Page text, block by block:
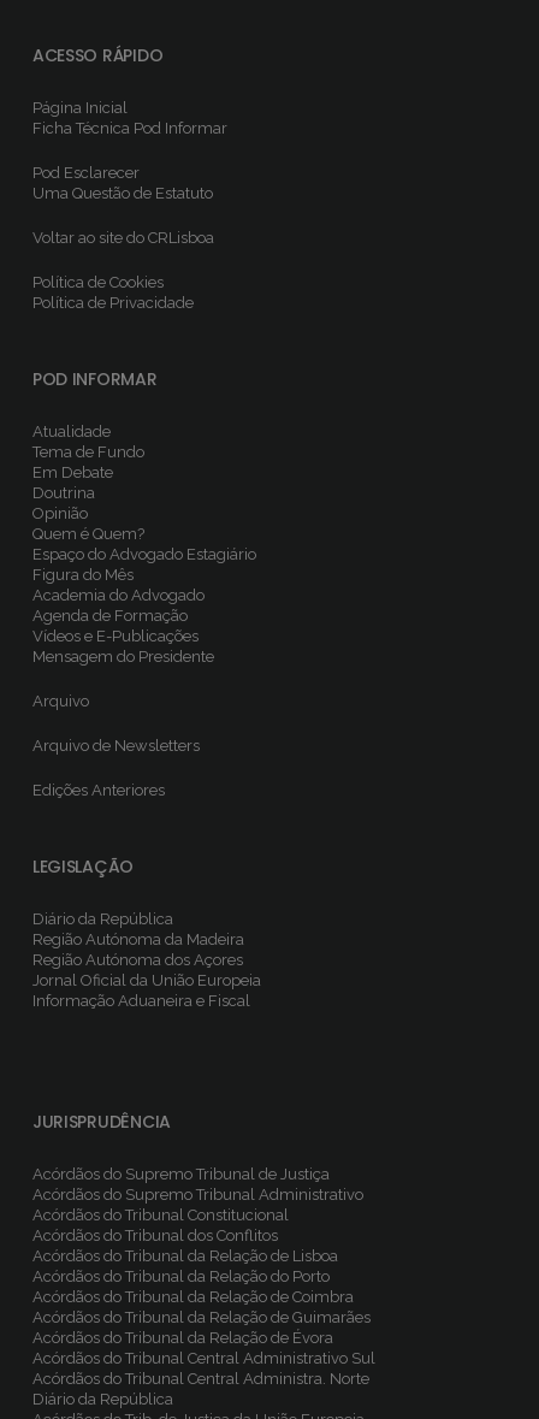
ACESSO RÁPIDO
Página Inicial
Ficha TécnicaPod Informar
Pod Esclarecer
Uma Questão de Estatuto
Voltar ao site do CRLisboa
Política de Cookies
Política de Privacidade
POD INFORMAR
Atualidade
Tema de Fundo
Em Debate
Doutrina
Opinião
Quem é Quem?
Espaço do Advogado Estagiário
Figura do Mês
Academia do Advogado
Agenda de Formação
Vídeos e E-Publicações
Mensagem do Presidente
Arquivo
Arquivo de Newsletters
Edições Anteriores
LEGISLAÇÃO
Diário da República
Região Autónoma da Madeira
Região Autónoma dos Açores
Jornal Oficial da União Europeia
Informação Aduaneira e Fiscal
JURISPRUDÊNCIA
Acórdãos do Supremo Tribunal de Justiça
Acórdãos do Supremo Tribunal Administrativo
Acórdãos do Tribunal Constitucional
Acórdãos do Tribunal dos Conflitos
Acórdãos do Tribunal da Relação de Lisboa
Acórdãos do Tribunal da Relação do Porto
Acórdãos do Tribunal da Relação de Coimbra
Acórdãos do Tribunal da Relação de Guimarães
Acórdãos do Tribunal da Relação de Évora
Acórdãos do Tribunal Central Administrativo Sul
Acórdãos do Tribunal Central Administra. Norte
Diário da República